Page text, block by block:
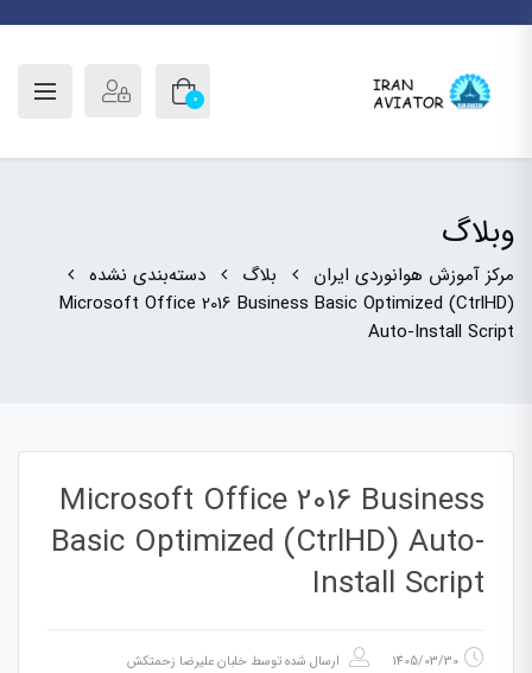
0
وبلاگ
مرکز آموزش هوانوردی ایران بلاگ
دسته‌بندی نشده
Microsoft Office 2016 Business Basic Optimized (CtrlHD)
Auto-Install Script
Microsoft Office 2016 Business
Basic Optimized (CtrlHD) Auto-
Install Script
1405/03/30 ارسال شده توسط خلبان علیرضا زحمتکش